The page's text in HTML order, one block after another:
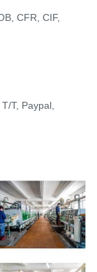
CFR, CIF,
T, Paypal,